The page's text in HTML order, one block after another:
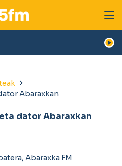
Abaraxkan
dator Abaraxkan
Abaraxka FM